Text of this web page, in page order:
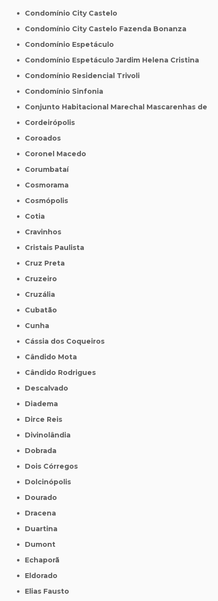
Condomínio City Castelo
Condomínio City Castelo Fazenda Bonanza
Condomínio Espetáculo
Condomínio Espetáculo Jardim Helena Cristina
Condomínio Residencial Trivoli
Condomínio Sinfonia
Conjunto Habitacional Marechal Mascarenhas de
Cordeirópolis
Coroados
Coronel Macedo
Corumbataí
Cosmorama
Cosmópolis
Cotia
Cravinhos
Cristais Paulista
Cruz Preta
Cruzeiro
Cruzália
Cubatão
Cunha
Cássia dos Coqueiros
Cândido Mota
Cândido Rodrigues
Descalvado
Diadema
Dirce Reis
Divinolândia
Dobrada
Dois Córregos
Dolcinópolis
Dourado
Dracena
Duartina
Dumont
Echaporã
Eldorado
Elias Fausto